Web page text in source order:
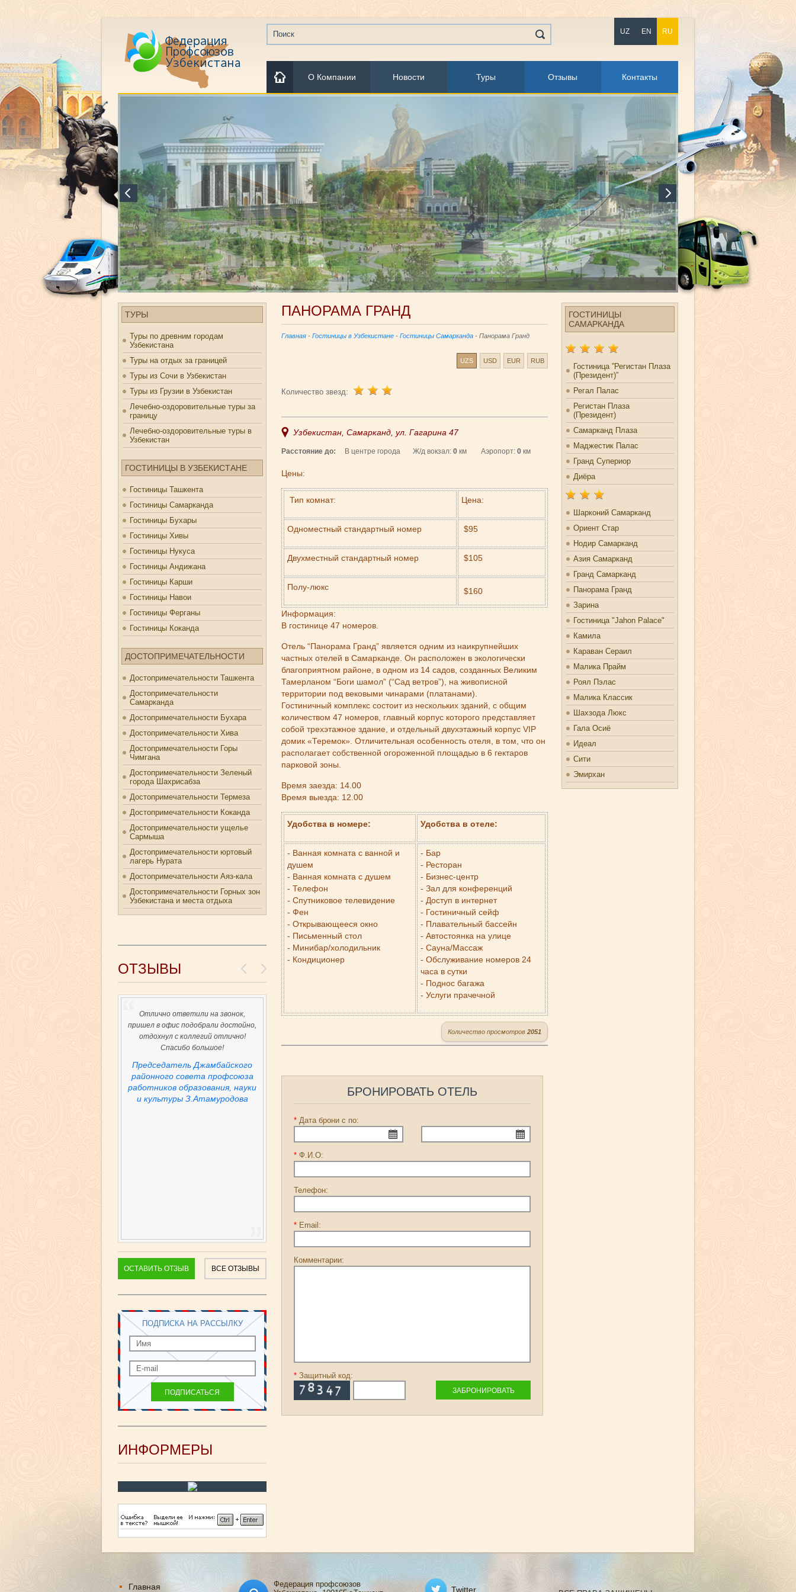
UZ EN RU
О Компании Новости Туры Отзывы Контакты
ТУРЫ
Туры по древним городам
Узбекистана
Туры на отдых за границей
Туры из Сочи в Узбекистан
Туры из Грузии в Узбекистан
Лечебно-оздоровительные туры за
границу
Лечебно-оздоровительные туры в
Узбекистан
ГОСТИНИЦЫ В УЗБЕКИСТАНЕ
Гостиницы Ташкента
Гостиницы Самарканда
Гостиницы Бухары
Гостиницы Хивы
Гостиницы Нукуса
Гостиницы Андижана
Гостиницы Карши
Гостиницы Навои
Гостиницы Ферганы
Гостиницы Коканда
ДОСТОПРИМЕЧАТЕЛЬНОСТИ
Достопримечательности Ташкента
Достопримечательности
Самарканда
Достопримечательности Бухара
Достопримечательности Хива
Достопримечательности Горы
Чимгана
Достопримечательности Зеленый
города Шахрисабза
Достопримечательности Термеза
Достопримечательности Коканда
Достопримечательности ущелье
Сармыша
Достопримечательности юртовый
лагерь Нурата
Достопримечательности Аяз-кала
Достопримечательности Горных зон
Узбекистана и места отдыха
ОТЗЫВЫ
Отлично ответили на звонок,
пришел в офис подобрали достойно,
отдохнул с коллегий отлично!
Спасибо большое!
Председатель Джамбайского
районного совета профсоюза
работников образования, науки
и культуры З.Атамуродова
ОСТАВИТЬ ОТЗЫВ ВСЕ ОТЗЫВЫ
ПОДПИСКА НА РАССЫЛКУ
ИНФОРМЕРЫ
ПАНОРАМА ГРАНД
Главная - Гостиницы в Узбекистане - Гостиницы Самарканда - Панорама Гранд
UZS USD EUR RUB
Количество звезд:
Узбекистан, Самарканд, ул. Гагарина 47
Расстояние до: В центре города Ж/д вокзал: 0 км Аэропорт: 0 км
Цены:
Тип комнат: Цена:
Одноместный стандартный номер $95
Двухместный стандартный номер $105
Полу-люкс $160
Информация:
В гостинице 47 номеров.
Отель “Панорама Гранд” является одним из наикрупнейших
частных отелей в Самарканде. Он расположен в экологически
благоприятном районе, в одном из 14 садов, созданных Великим
Тамерланом “Боги шамол” (“Cад ветров”), на живописной
территории под вековыми чинарами (платанами).
Гостиничный комплекс состоит из нескольких зданий, с общим
количеством 47 номеров, главный корпус которого представляет
собой трехэтажное здание, и отдельный двухэтажный корпус VIP
домик «Теремок». Отличительная особенность отеля, в том, что он
располагает собственной огороженной площадью в 6 гектаров
парковой зоны.
Время заезда: 14.00
Время выезда: 12.00
Удобства в номере: Удобства в отеле:
- Ванная комната с ванной и
душем
- Ванная комната с душем
- Телефон
- Спутниковое телевидение
- Фен
- Открывающееся окно
- Письменный стол
- Минибар/холодильник
- Кондиционер
- Бар
- Ресторан
- Бизнес-центр
- Зал для конференций
- Доступ в интернет
- Гостиничный сейф
- Плавательный бассейн
- Автостоянка на улице
- Сауна/Массаж
- Обслуживание номеров 24
часа в сутки
- Поднос багажа
- Услуги прачечной
Количество просмотров 2051
БРОНИРОВАТЬ ОТЕЛЬ
* Дата брони с по:
* Ф.И.О:
Телефон:
* Email:
Комментарии:
* Защитный код:
ГОСТИНИЦЫ
САМАРКАНДА
Гостиница ”Регистан Плаза
(Президент)”
Регал Палас
Регистан Плаза
(Президент)
Cамарканд Плаза
Маджестик Палас
Гранд Супериор
Диёра
Шарконий Самарканд
Ориент Стар
Нодир Самарканд
Азия Самарканд
Гранд Самарканд
Панорама Гранд
Зарина
Гостиница "Jahon Palace"
Камила
Караван Сераил
Малика Прайм
Роял Пэлас
Малика Классик
Шахзода Люкс
Гала Осиё
Идеал
Сити
Эмирхан
Главная
Федерация профсоюзов
Twitter